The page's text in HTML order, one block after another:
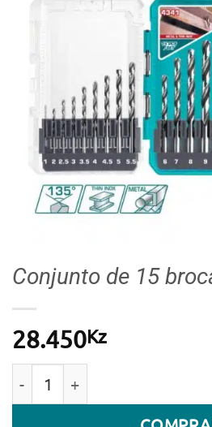
Conjunto de 15
28.450Kz